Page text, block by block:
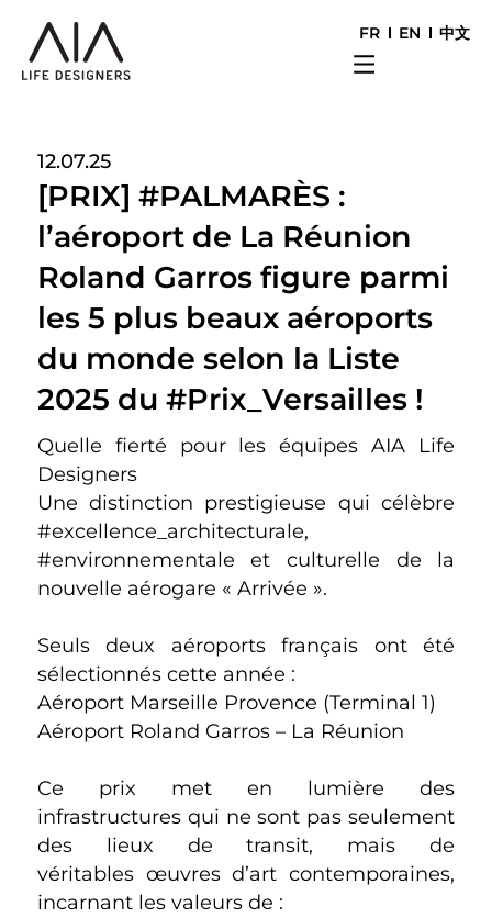
FR EN 中文
12.07.25
[PRIX] #PALMARÈS :
l’aéroport de La Réunion
Roland Garros figure parmi
les 5 plus beaux aéroports
du monde selon la Liste
2025 du #Prix_Versailles !
Quelle fierté pour les équipes AIA Life
Designers
Une distinction prestigieuse qui célèbre
#excellence_architecturale,
#environnementale et culturelle de la
nouvelle aérogare « Arrivée ».
Seuls deux aéroports français ont été
sélectionnés cette année :
Aéroport Marseille Provence (Terminal 1)
Aéroport Roland Garros – La Réunion
Ce prix met en lumière des
infrastructures qui ne sont pas seulement
des lieux de transit, mais de
véritables œuvres d’art contemporaines,
incarnant les valeurs de :